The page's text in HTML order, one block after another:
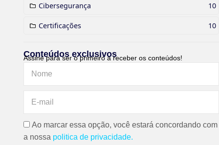
Cibersegurança 10
Certificações 10
Conteúdos exclusivos
Assine para ser o primeiro a receber os conteúdos!
Ao marcar essa opção, você estará concordando com
a nossa politica de privacidade.